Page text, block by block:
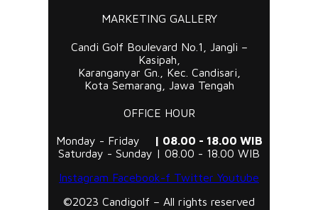
MARKETING GALLERY
Candi Golf Boulevard No.1, Jangli –
Kasipah,
Karanganyar Gn., Kec. Candisari,
Kota Semarang, Jawa Tengah
OFFICE HOUR
Monday - Friday
| 08.00 - 18.00 WIB
Saturday - Sunday | 08.00 - 18.00 WIB
Instagram Facebook-f Twitter Youtube
©2023 Candigolf – All rights reserved